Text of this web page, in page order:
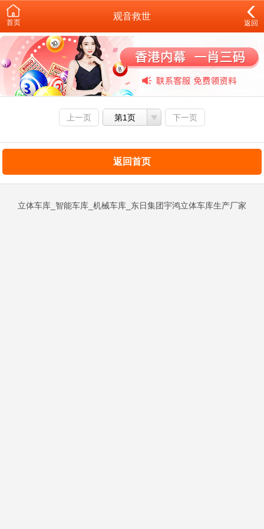
首页
观音救世
返回
上一页 第1页 下一页
返回首页
立体车库_智能车库_机械车库_东日集团宇鸿立体车库生产厂家